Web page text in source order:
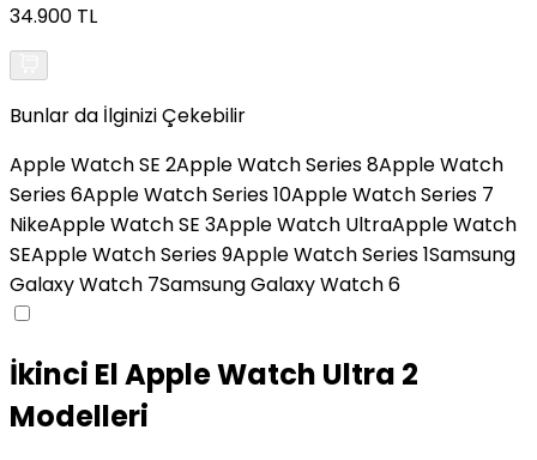
34.900 TL
Bunlar da İlginizi Çekebilir
Apple Watch SE 2Apple Watch Series 8Apple Watch
Series 6Apple Watch Series 10Apple Watch Series 7
NikeApple Watch SE 3Apple Watch UltraApple Watch
SEApple Watch Series 9Apple Watch Series 1Samsung
Galaxy Watch 7Samsung Galaxy Watch 6
İkinci El Apple Watch Ultra 2
Modelleri